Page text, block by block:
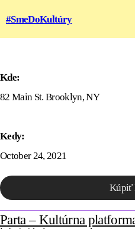
#SmeDoKultúry
Kde:
82 Main St. Brooklyn, NY
Kedy:
October 24, 2021
Kúpiť
Parta – Kultúrna